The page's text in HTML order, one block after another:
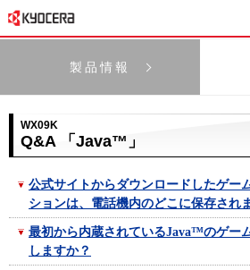
製品情報
WX09K
Q&A 「Java™」
公式サイトからダウンロードしたゲー
ションは、電話機内のどこに保存され
最初から内蔵されているJava™のゲー
しますか？